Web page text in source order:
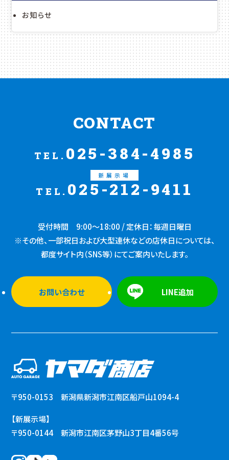
お知らせ
CONTACT
TEL. 025-384-4985
新展示場
TEL. 025-212-9411
受付時間 9:00〜18:00 / 定休日：毎週日曜日
※その他、一部祝日および大型連休などの店休日については、
都度サイト内（SNS等）にてご案内いたします。
お問い合わせ LINE追加
〒950-0153 新潟県新潟市江南区船戸山1094-4
【新展示場】
〒950-0144 新潟市江南区茅野山3丁目4番56号